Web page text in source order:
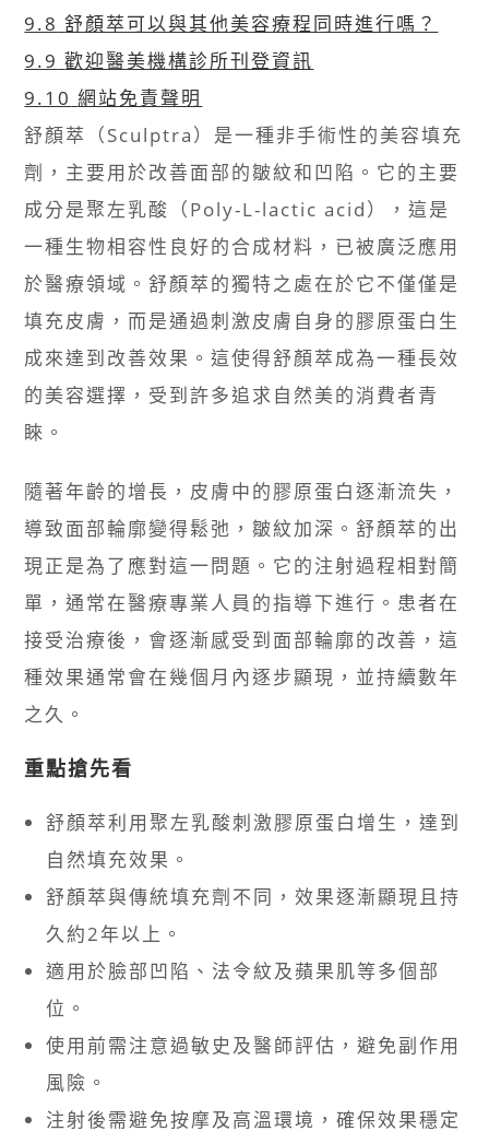
9.8 舒顏萃可以與其他美容療程同時進行嗎？
9.9 歡迎醫美機構診所刊登資訊
9.10 網站免責聲明
舒顏萃（Sculptra）是一種非手術性的美容填充
劑，主要用於改善面部的皺紋和凹陷。它的主要
成分是聚左乳酸（Poly-L-lactic acid），這是
一種生物相容性良好的合成材料，已被廣泛應用
於醫療領域。舒顏萃的獨特之處在於它不僅僅是
填充皮膚，而是通過刺激皮膚自身的膠原蛋白生
成來達到改善效果。這使得舒顏萃成為一種長效
的美容選擇，受到許多追求自然美的消費者青
睞。
隨著年齡的增長，皮膚中的膠原蛋白逐漸流失，
導致面部輪廓變得鬆弛，皺紋加深。舒顏萃的出
現正是為了應對這一問題。它的注射過程相對簡
單，通常在醫療專業人員的指導下進行。患者在
接受治療後，會逐漸感受到面部輪廓的改善，這
種效果通常會在幾個月內逐步顯現，並持續數年
之久。
重點搶先看
舒顏萃利用聚左乳酸刺激膠原蛋白增生，達到
自然填充效果。
舒顏萃與傳統填充劑不同，效果逐漸顯現且持
久約2年以上。
適用於臉部凹陷、法令紋及蘋果肌等多個部
位。
使用前需注意過敏史及醫師評估，避免副作用
風險。
注射後需避免按摩及高溫環境，確保效果穩定